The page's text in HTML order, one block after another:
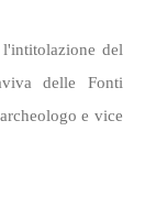
del
delle Fonti
e vice